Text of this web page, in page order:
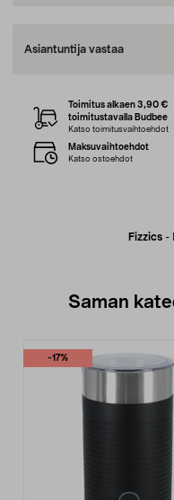
Asiantuntija vastaa
Fizzics-
Toimitus alkaen 3,90 €
toimitustavalla Budbee
Katso toimitusvaihtoehdot
Maksuvaihtoehdot
Katso ostoehdot
Saman
-17%